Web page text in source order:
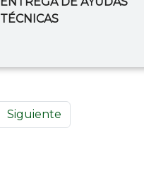
TÉCNICAS
Siguiente